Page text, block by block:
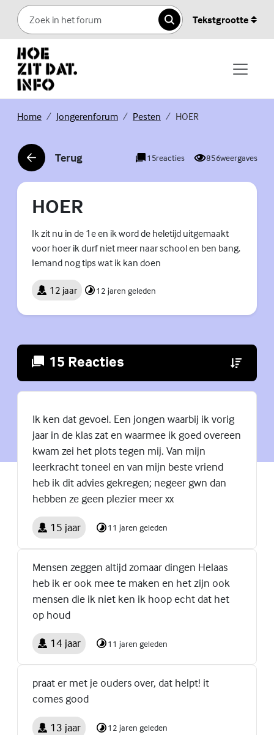
Skip to content
Zoeken
Tekstgrootte
Home(Externe link)
Jongerenforum(Externe link)
Pesten (Externe link)
HOER
Terug
(Externe link) 15reacties 856weergaves
HOER
Ik zit nu in de 1e en ik word de heletijd uitgemaakt
voor hoer ik durf niet meer naar school en ben bang.
Iemand nog tips wat ik kan doen
12 jaar 12 jaren geleden
15 Reacties (Externe
Ik ken dat gevoel. Een jongen waarbij ik vorig
jaar in de klas zat en waarmee ik goed overeen
kwam zei het plots tegen mij. Van mijn
leerkracht toneel en van mijn beste vriend
heb ik dit advies gekregen; negeer gwn dan
hebben ze geen plezier meer xx
15 jaar 11 jaren geleden
Mensen zeggen altijd zomaar dingen Helaas
heb ik er ook mee te maken en het zijn ook
mensen die ik niet ken ik hoop echt dat het
op houd
14 jaar 11 jaren geleden
praat er met je ouders over, dat helpt! it
comes good
13 jaar 12 jaren geleden